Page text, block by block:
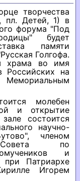
творчества
пл. Детей, 1) в
форума "Под
будет
памяти
Голгофа.
храма во имя
Российских на
Мемориальным
молебен
и открытие
состоится
научно-
членом
Совета по
и
при Патриархе
Игорем